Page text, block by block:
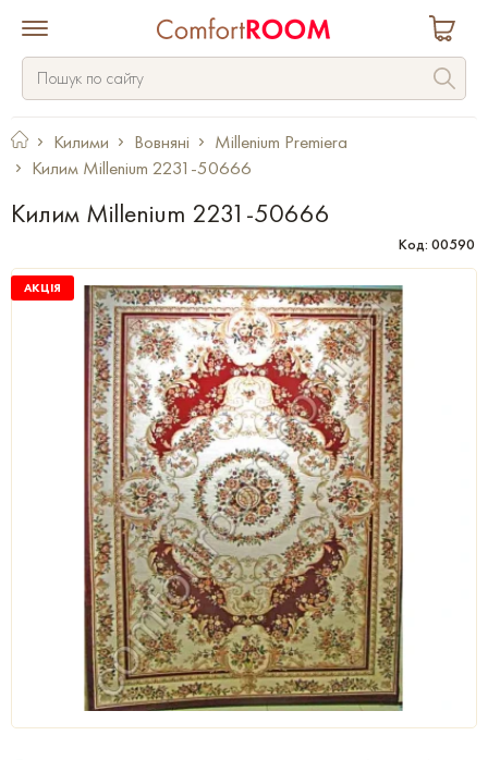
Килими Вовняні
Millenium Premiera
Килим Millenium 2231-50666
Килим Millenium 2231-50666
Код: 00590
АКЦІЯ